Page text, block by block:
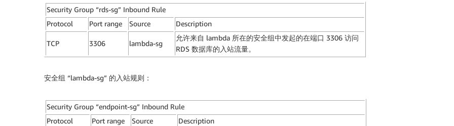
Security Group “rds-sg” Inbound Rule
Protocol
Port range Source Description
TCP 3306 lambda-sg
允许来自 lambda 所在的安全组中发起的在端口 3306 访问
RDS 数据库的入站流量。
安全组 “lambda-sg” 的入站规则：
Security Group “endpoint-sg” Inbound Rule
Protocol
Port range Source Description